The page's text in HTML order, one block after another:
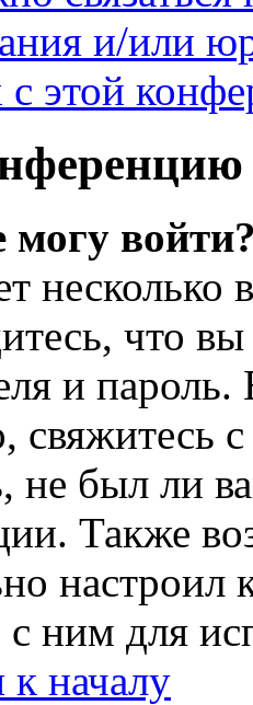
и/или
с этой
что
и
свяжитесь
не был ли
Также
с ним для
к началу